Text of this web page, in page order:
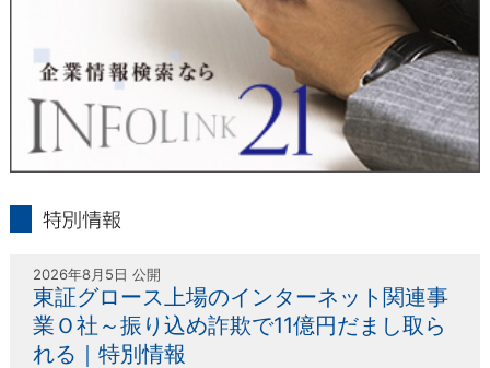
〒802-0004 北九州市小倉北区鍛冶町2丁目5-11（第一東経ビ
フリーダイヤル 0120-55-9986
受付時間 平日9：00～17：00
2026年8月5日 公開
東証グロース上場のインターネット関連事
業Ｏ社～振り込め詐欺で11億円だまし取ら
れる｜特別情報